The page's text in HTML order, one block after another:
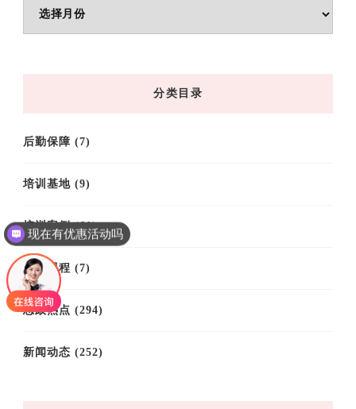
章
分类目录
后勤保障 (7)
培训基地 (9)
培训案例(61)
培训课程 (7)
思政热点 (294)
新闻动态 (252)
现在有优惠活动吗